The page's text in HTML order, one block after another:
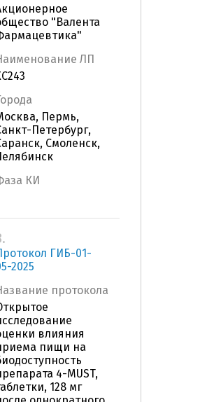
"Валента
ЛП
Пермь,
Петербург,
Смоленск,
КИ
ГИБ-01-
2025
протокола
влияния
пищи на
4-MUST,
128 мг